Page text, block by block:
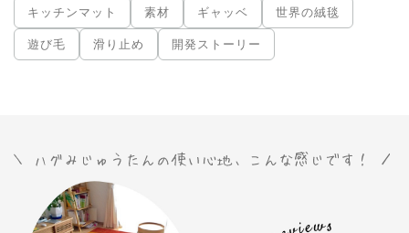
キッチンマット 素材 ギャッベ 世界の絨毯
遊び毛 滑り止め 開発ストーリー